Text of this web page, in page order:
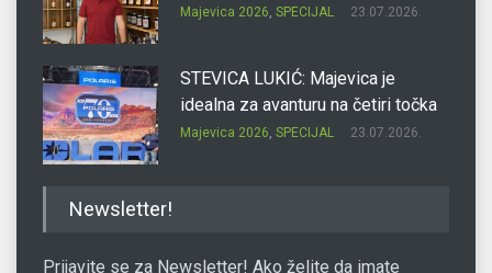
Majevica 2026, SPECIJAL 23.07.2026.
STEVICA LUKIĆ: Majevica je
idealna za avanturu na četiri točka
Majevica 2026, SPECIJAL 23.07.2026.
Newsletter!
Prijavite se za Newsletter! Ako želite da imate